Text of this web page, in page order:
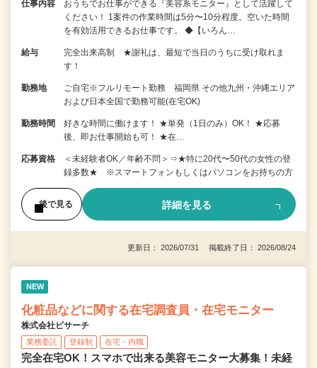
仕事内容
おうちでお仕事ができる『美容系モニター』として活躍して
ください！ 1案件の作業時間は5分〜10分程度。空いた時間
を有効活用できるお仕事です。 ◆【いろん…
給与
完全出来高制 ★謝礼は、最短で当日のうちに受け取れま
す！
勤務地
ご自宅※フルリモート勤務 福岡県 その他九州・沖縄エリア
および日本全国で勤務可能(在宅OK)
勤務時間
好きな時間に働けます！ ★単発（1日のみ）OK！ ★応募
後、即お仕事開始も可！ ★在…
応募資格
＜未経験者OK／年齢不問＞⇒★特に20代〜50代の女性の登
録多数★ ※スマートフォンもしくはパソコンをお持ちの方
後で見る 詳細を見る
更新日： 2026/07/31 掲載終了日： 2026/08/24
NEW
化粧品などに関する在宅調査員・在宅モニター
株式会社ビサーチ
業務委託 登録制 在宅・内職
完全在宅OK！スマホで出来る美容モニター大募集！未経